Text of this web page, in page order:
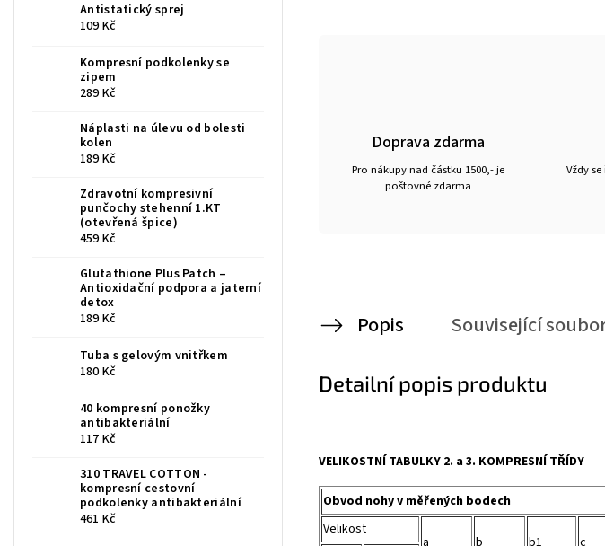
Antistatický sprej
109 Kč
Kompresní podkolenky se
zipem
289 Kč
Náplasti na úlevu od bolesti
kolen
189 Kč
Zdravotní kompresivní
punčochy stehenní 1.KT
(otevřená špice)
459 Kč
Glutathione Plus Patch –
Antioxidační podpora a jaterní
detox
189 Kč
Tuba s gelovým vnitřkem
180 Kč
40 kompresní ponožky
antibakteriální
117 Kč
310 TRAVEL COTTON -
kompresní cestovní
podkolenky antibakteriální
461 Kč
Doprava zdarma
Pro nákupy nad částku 1500,- je
poštovné zdarma
Vždy
Popis Související
Detailní popis produktu
VELIKOSTNÍ TABULKY 2. a 3. KOMPRESNÍ TŘÍDY
Obvod nohy v měřených bodech
Velikost
a b b1 c